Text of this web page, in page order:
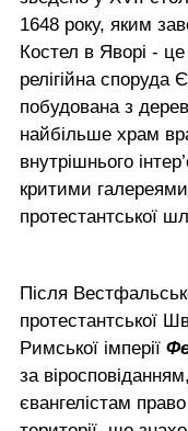
1648 року, яким
Костел в Яворі -
релігійна споруда
побудована з
найбільше храм
внутрішнього
критими
протестантської
Після
протестантської
Римської імперії
за
євангелістам